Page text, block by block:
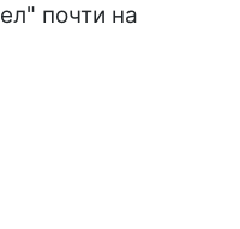
почти на